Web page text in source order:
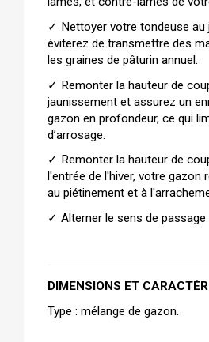
✓ Nettoyer votre tondeuse au
éviterez de transmettre des
les graines de pâturin annuel.
✓ Remonter la hauteur de
jaunissement et assurez un
gazon en profondeur, ce qui
d’arrosage.
✓ Remonter la hauteur de
l'entrée de l'hiver, votre gazon
au piétinement et à
✓ Alterner le sens de
DIMENSIONS ET
Type : mélange de gazon.